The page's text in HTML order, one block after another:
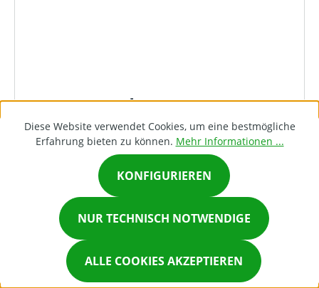
8.728,47 €*
DETAILS
Chat on Whatsapp
×
Diese Website verwendet Cookies, um eine bestmögliche
Erfahrung bieten zu können. Mehr Informationen ...
NUR TECHNISCH NOTWENDIGE
KONFIGURIEREN
ALLE COOKIES AKZEPTIEREN